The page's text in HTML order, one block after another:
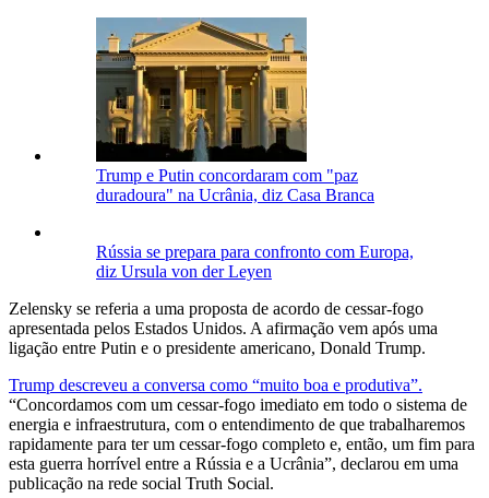
Trump e Putin concordaram com "paz
duradoura" na Ucrânia, diz Casa Branca
Rússia se prepara para confronto com Europa,
diz Ursula von der Leyen
Zelensky se referia a uma proposta de acordo de cessar-fogo
apresentada pelos Estados Unidos. A afirmação vem após uma
ligação entre Putin e o presidente americano, Donald Trump.
Trump descreveu a conversa como “muito boa e produtiva”.
“Concordamos com um cessar-fogo imediato em todo o sistema de
energia e infraestrutura, com o entendimento de que trabalharemos
rapidamente para ter um cessar-fogo completo e, então, um fim para
esta guerra horrível entre a Rússia e a Ucrânia”, declarou em uma
publicação na rede social Truth Social.